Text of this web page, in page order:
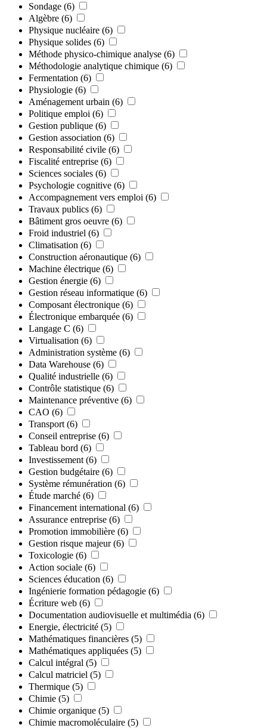
Sondage (6)
Algèbre (6)
Physique nucléaire (6)
Physique solides (6)
Méthode physico-chimique analyse (6)
Méthodologie analytique chimique (6)
Fermentation (6)
Physiologie (6)
Aménagement urbain (6)
Politique emploi (6)
Gestion publique (6)
Gestion association (6)
Responsabilité civile (6)
Fiscalité entreprise (6)
Sciences sociales (6)
Psychologie cognitive (6)
Accompagnement vers emploi (6)
Travaux publics (6)
Bâtiment gros oeuvre (6)
Froid industriel (6)
Climatisation (6)
Construction aéronautique (6)
Machine électrique (6)
Gestion énergie (6)
Gestion réseau informatique (6)
Composant électronique (6)
Électronique embarquée (6)
Langage C (6)
Virtualisation (6)
Administration système (6)
Data Warehouse (6)
Qualité industrielle (6)
Contrôle statistique (6)
Maintenance préventive (6)
CAO (6)
Transport (6)
Conseil entreprise (6)
Tableau bord (6)
Investissement (6)
Gestion budgétaire (6)
Système rémunération (6)
Étude marché (6)
Financement international (6)
Assurance entreprise (6)
Promotion immobilière (6)
Gestion risque majeur (6)
Toxicologie (6)
Action sociale (6)
Sciences éducation (6)
Ingénierie formation pédagogie (6)
Écriture web (6)
Documentation audiovisuelle et multimédia (6)
Energie, électricité (5)
Mathématiques financières (5)
Mathématiques appliquées (5)
Calcul intégral (5)
Calcul matriciel (5)
Thermique (5)
Chimie (5)
Chimie organique (5)
Chimie macromoléculaire (5)